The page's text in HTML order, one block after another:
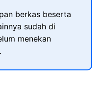
berkas beserta
sudah di
menekan